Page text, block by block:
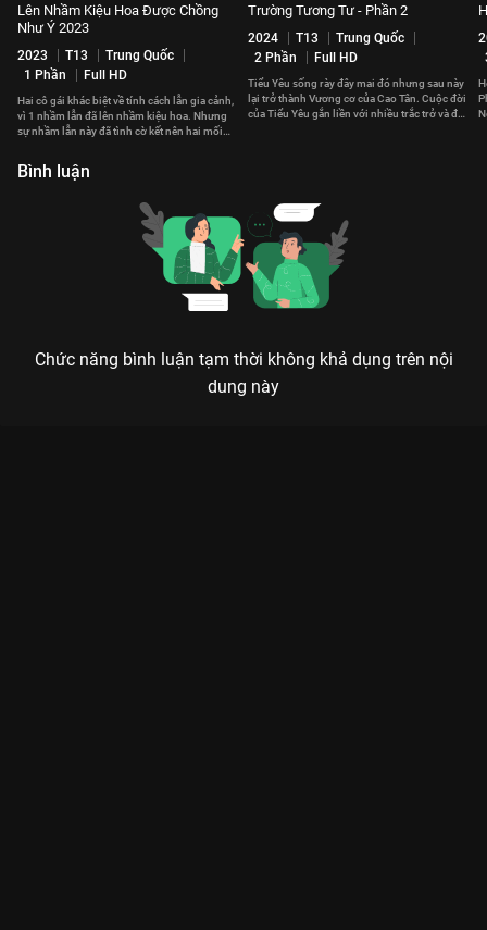
Lên Nhầm Kiệu Hoa Được Chồng
Như Ý 2023
2023 T13
Trung Quốc
1 Phần
Full HD
Hai cô gái khác biệt về tính cách lẫn gia cảnh,
vì 1 nhầm lẫn đã lên nhầm kiệu hoa. Nhưng
sự nhầm lẫn này đã tình cờ kết nên hai mối
Trường Tương Tư - Phần 2
2024 T13
Trung Quốc
2 Phần
Full HD
Tiểu Yêu sống rày đây mai đó nhưng sau này
lại trở thành Vương cơ của Cao Tân. Cuộc đời
của Tiểu Yêu gắn liền với nhiều trắc trở và đau
Bình luận
Chức năng bình luận tạm thời không khả dụng trên nội
dung này